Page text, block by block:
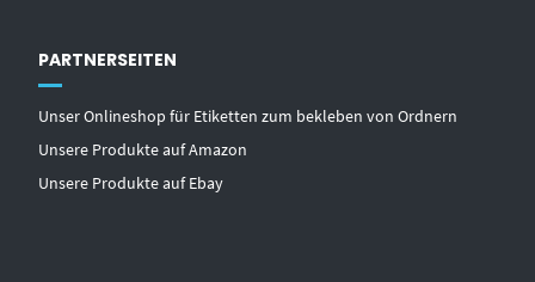
PARTNERSEITEN
Unser Onlineshop für Etiketten zum bekleben von Ordnern
Unsere Produkte auf Amazon
Unsere Produkte auf Ebay